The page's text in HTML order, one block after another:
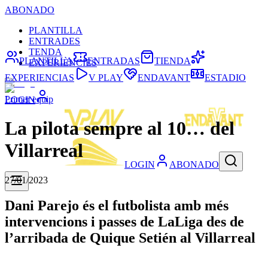
ABONADO
PLANTILLA
ENTRADES
TENDA
EXPERIÈNCIES
LOGIN
LOGIN ABONADO
PLANTILLA ENTRADAS
TIENDA
EXPERIENCIAS
V PLAY ENDAVANT ESTADIO
Primer equip
La pilota sempre al 10… del
Villarreal
27/01/2023
Dani Parejo és el futbolista amb més
intervencions i passes de LaLiga des de
l’arribada de Quique Setién al Villarreal